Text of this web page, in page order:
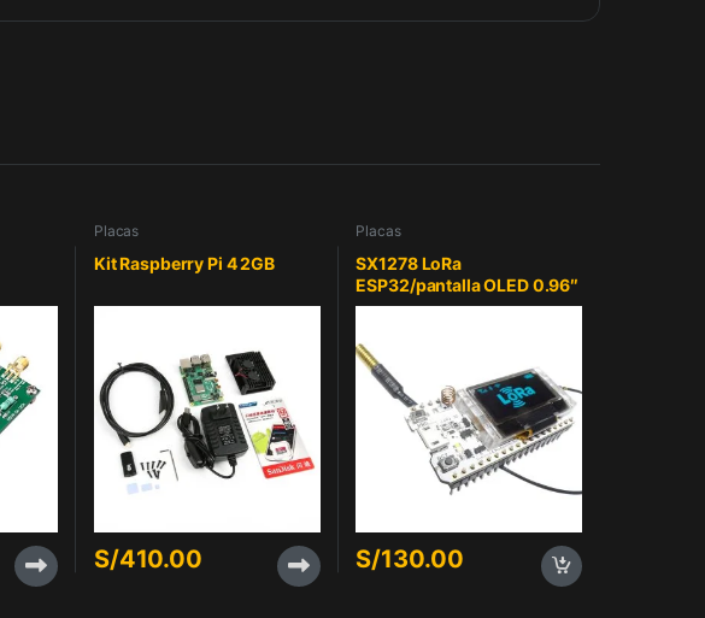
Placas
Kit Raspberry Pi 4 2GB
S/410.00
Placas
SX1278 LoRa
ESP32/pantalla OLED 0.96″
Azul
S/130.00